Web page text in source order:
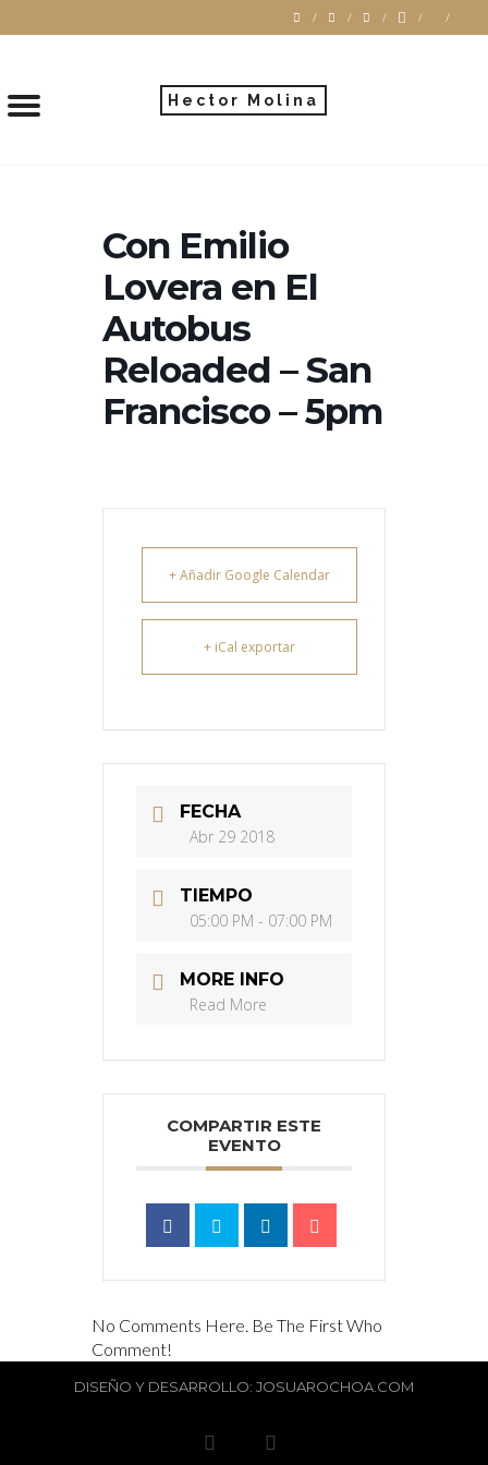
Hector Molina
Con Emilio
Lovera en El
Autobus
Reloaded – San
Francisco – 5pm
+ Añadir Google Calendar
+ iCal exportar
FECHA
Abr 29 2018
TIEMPO
05:00 PM - 07:00 PM
MORE INFO
Read More
COMPARTIR ESTE
EVENTO
No Comments Here. Be The First Who
Comment!
DISEÑO Y DESARROLLO: JOSUAROCHOA.COM